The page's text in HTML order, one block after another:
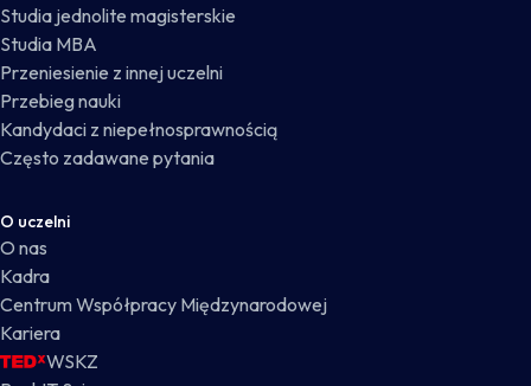
Studia jednolite magisterskie
Studia MBA
Przeniesienie z innej uczelni
Przebieg nauki
Kandydaci z niepełnosprawnością
Często zadawane pytania
O uczelni
O nas
Kadra
Centrum Współpracy Międzynarodowej
Kariera
WSKZ